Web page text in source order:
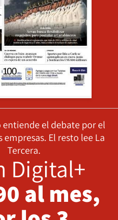
entiende el debate por el
El resto lee La
Tercera.
Digital+
al mes,